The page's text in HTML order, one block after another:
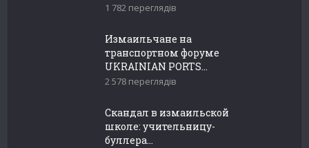
1 782 переглядів
Измаильчане на
транспортном форуме
UKRAINIAN PORTS...
2 578 переглядів
Скандал в измаильской
школе: учительницу-
буллера...